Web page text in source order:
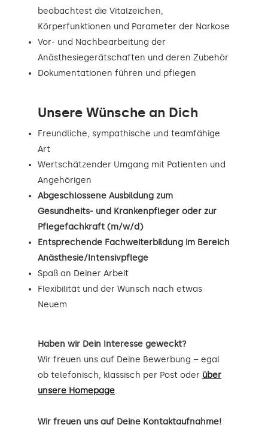
beobachtest die Vitalzeichen,
Körperfunktionen und Parameter der Narkose
Vor- und Nachbearbeitung der
Anästhesiegerätschaften und deren Zubehör
Dokumentationen führen und pflegen
Unsere Wünsche an Dich
Freundliche, sympathische und teamfähige
Art
Wertschätzender Umgang mit Patienten und
Angehörigen
Abgeschlossene Ausbildung zum
Gesundheits- und Krankenpfleger oder zur
Pflegefachkraft (m/w/d)
Entsprechende Fachweiterbildung im Bereich
Anästhesie/Intensivpflege
Spaß an Deiner Arbeit
Flexibilität und der Wunsch nach etwas
Neuem
Haben wir Dein Interesse geweckt?
Wir freuen uns auf Deine Bewerbung – egal
ob telefonisch, klassisch per Post oder über
unsere Homepage.
Wir freuen uns auf Deine Kontaktaufnahme!